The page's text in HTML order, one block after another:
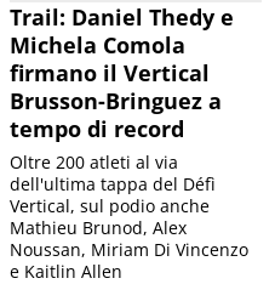
Trail: Daniel Thedy e
Michela Comola
firmano il Vertical
Brusson-Bringuez a
tempo di record
Oltre 200 atleti al via
dell'ultima tappa del Défì
Vertical, sul podio anche
Mathieu Brunod, Alex
Noussan, Miriam Di Vincenzo
e Kaitlin Allen